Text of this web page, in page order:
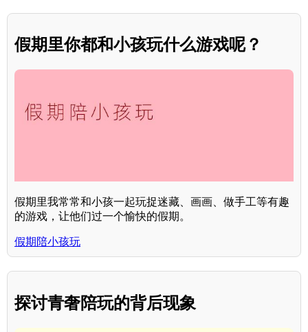
假期里你都和小孩玩什么游戏呢？
假期里我常常和小孩一起玩捉迷藏、画画、做手工等有趣
的游戏，让他们过一个愉快的假期。
假期陪小孩玩
探讨青奢陪玩的背后现象